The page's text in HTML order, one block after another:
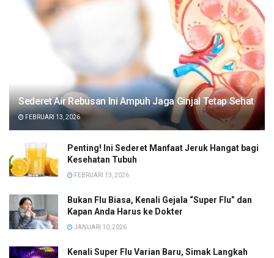
Sederet Air Rebusan Ini Ampuh Jaga Ginjal Tetap Sehat
FEBRUARI 13, 2026
Penting! Ini Sederet Manfaat Jeruk Hangat bagi
Kesehatan Tubuh
FEBRUARI 13, 2026
Bukan Flu Biasa, Kenali Gejala “Super Flu” dan
Kapan Anda Harus ke Dokter
JANUARI 10, 2026
Kenali Super Flu Varian Baru, Simak Langkah